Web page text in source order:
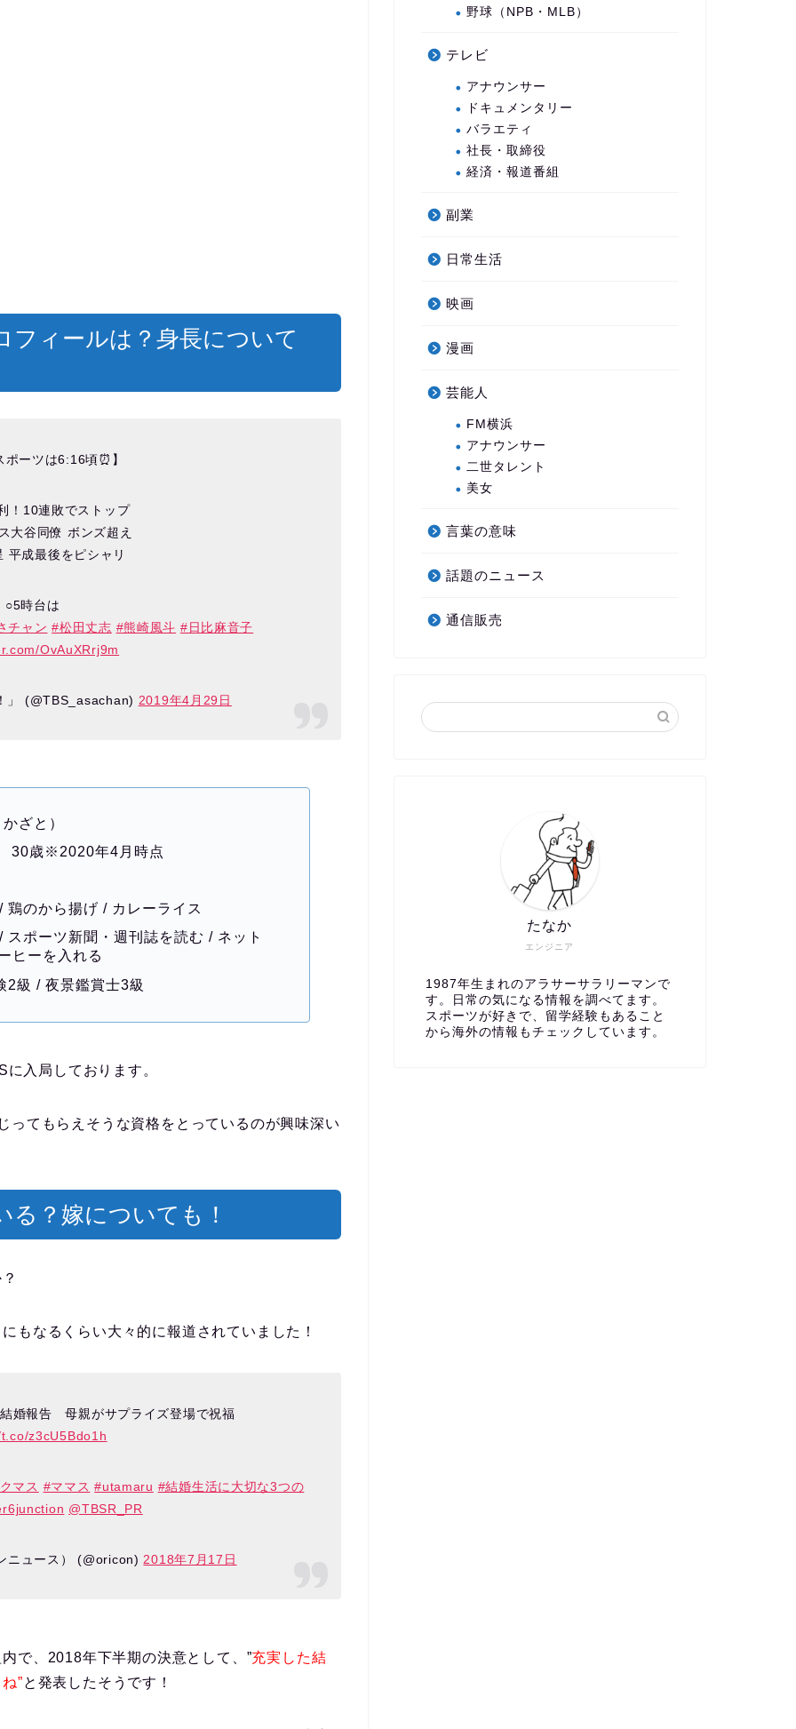
フィールは？身長について
ポーツは6:16頃⏰】
！10連敗でストップ
大谷同僚 ボンズ超え
成最後をピシャリ
○5時台は
チャン #松田丈志 #熊崎風斗 #日比麻音子
OvAuXRrj9m
」 (@TBS_asachan) 2019年4月29日
ざと）
30歳※2020年4月時点
のから揚げ / カレーライス
ポーツ新聞・週刊誌を読む / ネット
ヒーを入れる
2級 / 夜景鑑賞士3級
入局しております。
ってもらえそうな資格をとっているのが興味深い
？嫁についても！
もなるくらい大々的に報道されていました！
婚報告 母親がサプライズ登場で祝福
z3cU5Bdo1h
マス #ママス #utamaru #結婚生活に大切な3つの
@TBSR_PR
ニュース） (@oricon) 2018年7月17日
で、2018年下半期の決意として、”充実した結
”と発表したそうです！
野球（NPB・MLB）
テレビ
アナウンサー
ドキュメンタリー
バラエティ
社長・取締役
経済・報道番組
副業
日常生活
映画
漫画
芸能人
FM横浜
アナウンサー
二世タレント
美女
言葉の意味
話題のニュース
通信販売
エンジニア
たなか
1987年生まれのアラサーサラリーマンで
す。日常の気になる情報を調べてます。
スポーツが好きで、留学経験もあること
から海外の情報もチェックしています。